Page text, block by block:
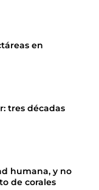
en
tres décadas
humana, y no
de corales